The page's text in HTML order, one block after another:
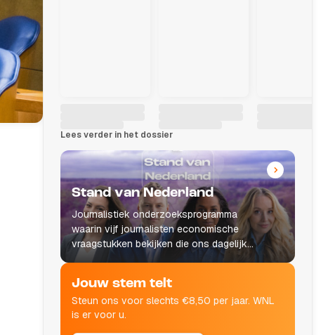
Lees verder in het dossier
Stand van Nederland
Journalistiek onderzoeksprogramma
waarin vijf journalisten economische
vraagstukken bekijken die ons dagelijks
leven raken.
Jouw stem telt
Steun ons voor slechts €8,50 per jaar. WNL
is er voor u.